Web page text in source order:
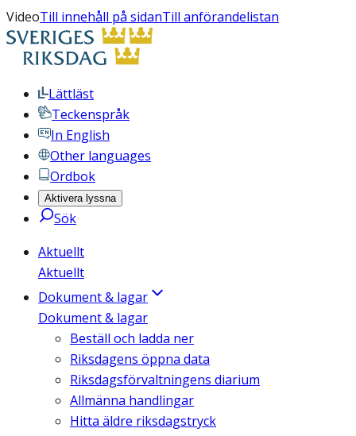
VideoTill innehåll på sidanTill anförandelistan
Lättläst
Teckenspråk
In English
Other languages
Ordbok
Aktivera lyssna
Sök
Aktuellt
Aktuellt
Dokument & lagar
Dokument & lagar
Beställ och ladda ner
Riksdagens öppna data
Riksdagsförvaltningens diarium
Allmänna handlingar
Hitta äldre riksdagstryck